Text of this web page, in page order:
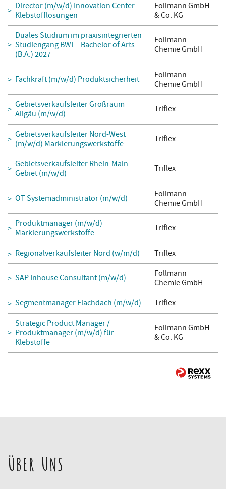
Director (m/w/d) Innovation Center
Klebstofflösungen
Follmann GmbH
& Co. KG
Duales Studium im praxisintegrierten
Studiengang BWL - Bachelor of Arts
(B.A.) 2027
Follmann
Chemie GmbH
Fachkraft (m/w/d) Produktsicherheit
Follmann
Chemie GmbH
Gebietsverkaufsleiter Großraum
Allgäu (m/w/d)
Triflex
Gebietsverkaufsleiter Nord-West
(m/w/d) Markierungswerkstoffe
Triflex
Gebietsverkaufsleiter Rhein-Main-
Gebiet (m/w/d)
Triflex
OT Systemadministrator (m/w/d)
Follmann
Chemie GmbH
Produktmanager (m/w/d)
Markierungswerkstoffe
Triflex
Regionalverkaufsleiter Nord (w/m/d) Triflex
SAP Inhouse Consultant (m/w/d)
Follmann
Chemie GmbH
Segmentmanager Flachdach (m/w/d)
Triflex
Strategic Product Manager /
Produktmanager (m/w/d) für
Klebstoffe
Follmann GmbH
& Co. KG
ÜBER UNS